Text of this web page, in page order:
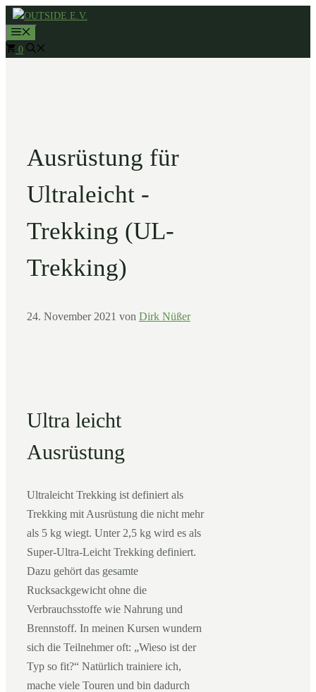
Zum
Inhalt
springen
0
Ausrüstung für
Ultraleicht -
Trekking (UL-
Trekking)
24. November 2021 von Dirk Nüßer
Ultra leicht
Ausrüstung
Ultraleicht Trekking ist definiert als
Trekking mit Ausrüstung die nicht mehr
als 5 kg wiegt. Unter 2,5 kg wird es als
Super-Ultra-Leicht Trekking definiert.
Dazu gehört das gesamte
Rucksackgewicht ohne die
Verbrauchsstoffe wie Nahrung und
Brennstoff. In meinen Kursen wundern
sich die Teilnehmer oft: „Wieso ist der
Typ so fit?“ Natürlich trainiere ich,
mache viele Touren und bin dadurch